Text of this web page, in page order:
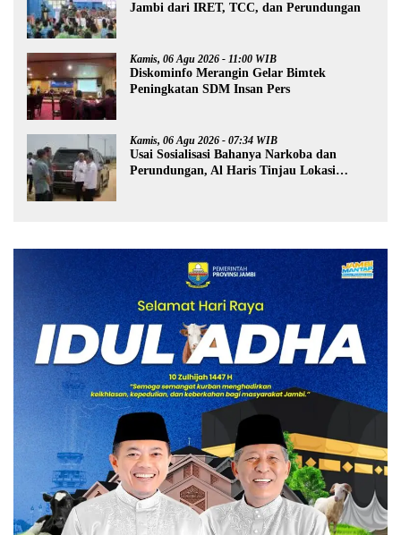
Jambi dari IRET, TCC, dan Perundungan
Kamis, 06 Agu 2026 - 11:00 WIB
Diskominfo Merangin Gelar Bimtek
Peningkatan SDM Insan Pers
Kamis, 06 Agu 2026 - 07:34 WIB
Usai Sosialisasi Bahanya Narkoba dan
Perundungan, Al Haris Tinjau Lokasi